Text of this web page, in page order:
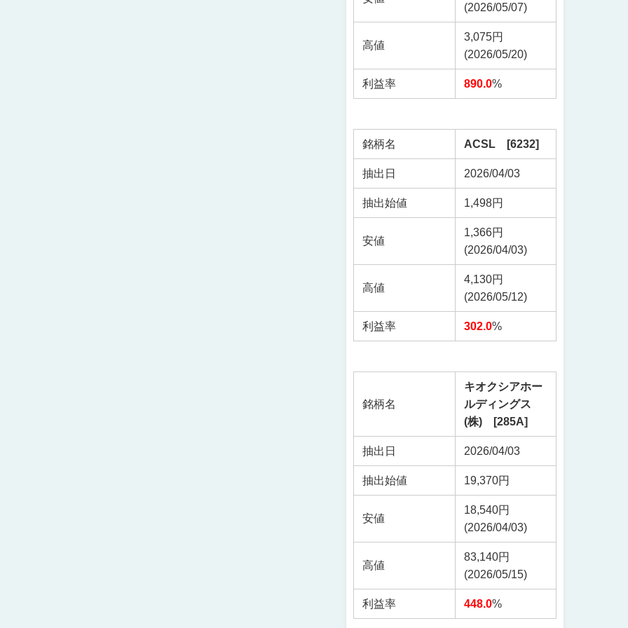
(2026/05/07)
高値
3,075円
(2026/05/20)
利益率 890.0%
銘柄名 ACSL [6232]
抽出日 2026/04/03
抽出始値 1,498円
安値
1,366円
(2026/04/03)
高値
4,130円
(2026/05/12)
利益率 302.0%
銘柄名
キオクシアホー
ルディングス
(株) [285A]
抽出日 2026/04/03
抽出始値 19,370円
安値
18,540円
(2026/04/03)
高値
83,140円
(2026/05/15)
利益率 448.0%